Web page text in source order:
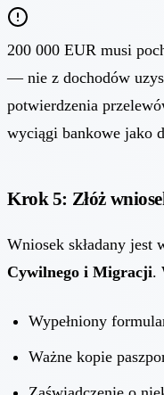
200 000 EUR musi
— nie z dochodów
potwierdzenia
wyciągi bankowe jako
Krok 5: Złóż
Wniosek składany jest
Cywilnego i Migracji.
Wypełniony
Ważne kopie